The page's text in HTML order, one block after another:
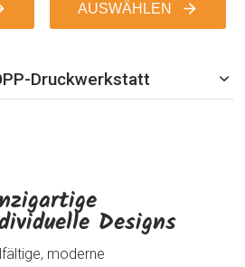
AUSWÄHLEN
Druckwerkstatt
Designs
moderne